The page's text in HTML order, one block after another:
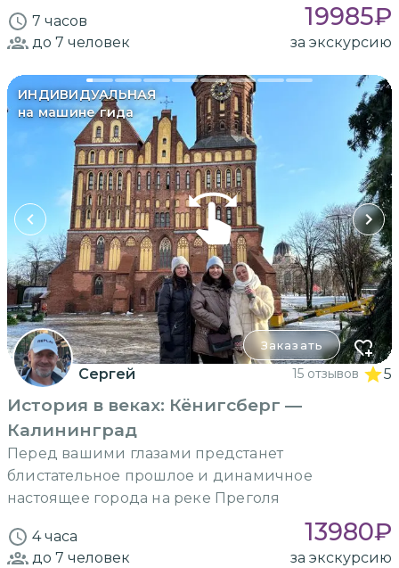
7 часов 19985₽
до 7 человек за экскурсию
ИНДИВИДУАЛЬНАЯ
на машине гида
Заказать
Сергей 15 отзывов 5
История в веках: Кёнигсберг —
Калининград
Перед вашими глазами предстанет
блистательное прошлое и динамичное
настоящее города на реке Преголя
4 часа 13980₽
до 7 человек за экскурсию